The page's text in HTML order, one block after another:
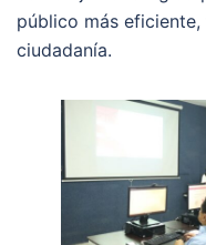
público más
ciudadanía.